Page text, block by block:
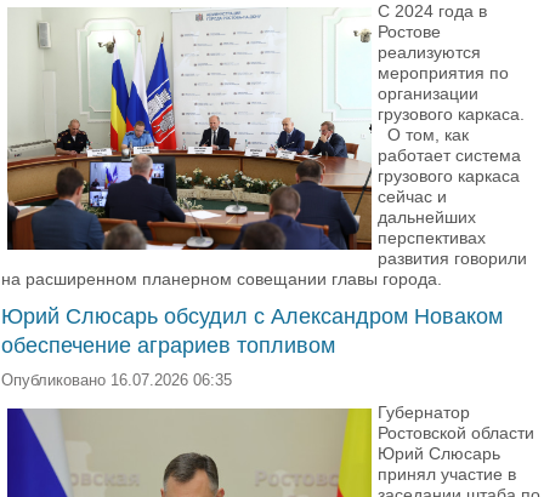
С 2024 года в
Ростове
реализуются
мероприятия по
организации
грузового каркаса.
О том, как
работает система
грузового каркаса
сейчас и
дальнейших
перспективах
развития говорили
на расширенном планерном совещании главы города.
Юрий Слюсарь обсудил с Александром Новаком
обеспечение аграриев топливом
Опубликовано 16.07.2026 06:35
Губернатор
Ростовской области
Юрий Слюсарь
принял участие в